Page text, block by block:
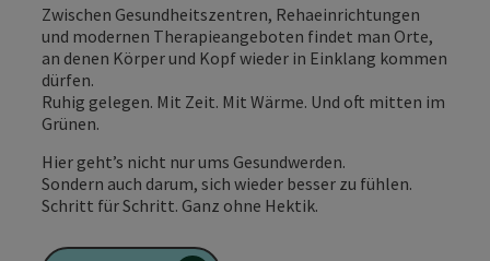
Zwischen Gesundheitszentren, Rehaeinrichtungen
und modernen Therapieangeboten findet man Orte,
an denen Körper und Kopf wieder in Einklang kommen
dürfen.
Ruhig gelegen. Mit Zeit. Mit Wärme. Und oft mitten im
Grünen.
Hier geht’s nicht nur ums Gesundwerden.
Sondern auch darum, sich wieder besser zu fühlen.
Schritt für Schritt. Ganz ohne Hektik.